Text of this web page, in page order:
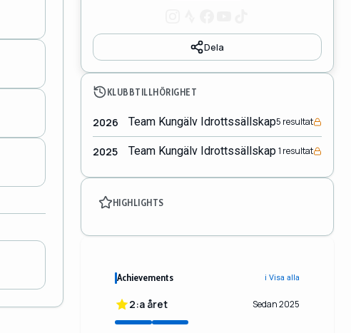
Dela
KLUBBTILLHÖRIGHET
2026 Team Kungälv Idrottssällskap5 resultat
2025 Team Kungälv Idrottssällskap1 resultat
HIGHLIGHTS
Achievements ℹ️ Visa alla
2:a året Sedan 2025